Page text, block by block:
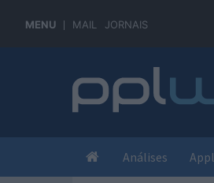
MENU MAIL JORNAIS
Análises